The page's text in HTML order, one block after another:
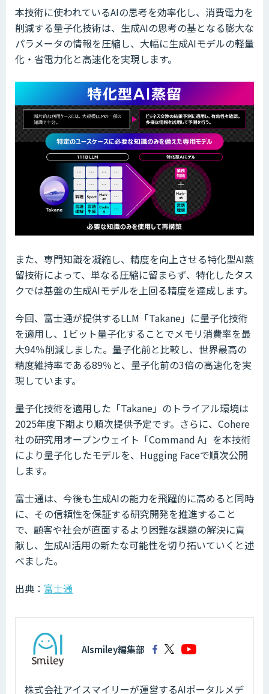
本技術に使われているAIの思考を効率化し、消費電力を
削減する量子化技術は、生成AIの思考の基となる膨大な
パラメータの情報を圧縮し、大幅に生成AIモデルの軽量
化・省電力化と高速化を実現します。
また、専門知識を凝縮し、精度を向上させる特化型AI蒸
留技術によって、単なる圧縮に留まらず、特化したタス
クでは基盤の生成AIモデルを上回る精度を達成します。
今回、富士通が提供するLLM「Takane」に量子化技術
を適用し、1ビット量子化することでメモリ消費率を最
大94％削減しました。量子化前と比較し、世界最高の
精度維持率である89％と、量子化前の3倍の高速化を実
現しています。
量子化技術を適用した「Takane」のトライアル環境は
2025年度下期より順次提供予定です。さらに、Cohere
社の研究用オープンウェイト「Command A」を本技術
により量子化したモデルを、Hugging Faceで順次公開
します。
富士通は、今後も生成AIの能力を飛躍的に高めると同時
に、その信頼性を保証する研究開発を推進すること
で、顧客や社会が直面するより困難な課題の解決に貢
献し、生成AI活用の新たな可能性を切り拓いていくと述
べました。
出典： 富士通
AIsmiley編集部
株式会社アイスマイリーが運営するAIポータルメデ